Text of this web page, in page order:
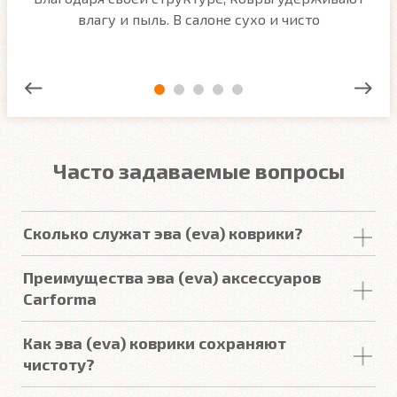
влагу и пыль. В салоне сухо и чисто
Часто задаваемые вопросы
Сколько служат эва (eva) коврики?
покрытий изЕВАв среднем составляет 2-3
.
Но есть некоторые факторы, уменьшающие или
Подробнее
Преимущества эва (eva) аксессуаров
Carforma
Российский качественный материал
Точно повторяют пол
Как эва (eva) коврики сохраняют
чистоту?